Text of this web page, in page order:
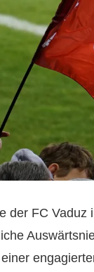
der FC